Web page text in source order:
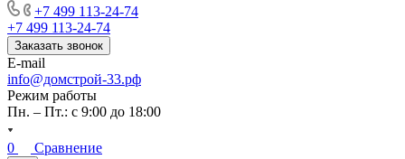
+7 499 113-24-74
+7 499 113-24-74
Заказать звонок
E-mail
info@домстрой-33.рф
Режим работы
Пн. – Пт.: с 9:00 до 18:00
0 Сравнение